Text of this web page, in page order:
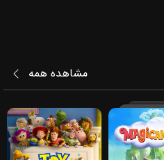
مشاهده همه